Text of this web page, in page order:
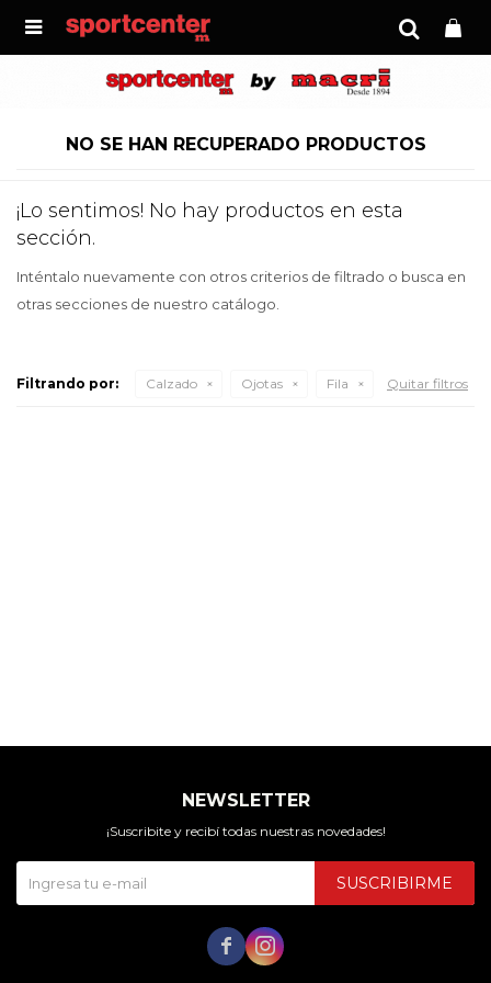

NO SE HAN RECUPERADO PRODUCTOS
¡Lo sentimos! No hay productos en esta
sección.
Inténtalo nuevamente con otros criterios de filtrado o busca en
otras secciones de nuestro catálogo.
Filtrando por: Calzado Ojotas Fila Quitar filtros
NEWSLETTER
¡Suscribite y recibí todas nuestras novedades!
SUSCRIBIRME
 